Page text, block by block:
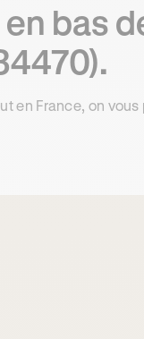
bas
en France, on